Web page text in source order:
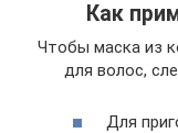
Как
Чтобы маска из
для волос,
Для